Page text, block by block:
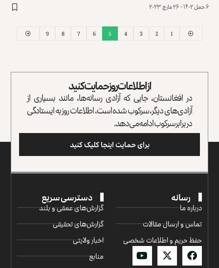
۶ حمل ۱۴۰۲ - ۲۶ مارچ ۲۰۲۳
1
2
3
4
5
6
7
8
9
از اطلاعات روز حمایت کنید
در افغانستان، جایی که آزادی رسانه‌ها، مانند بسیاری از
آزادی‌های دیگر، سرکوب شده است، اطلاعات روز به ایستادگی
در برابر سرکوب ادامه می‌دهد.
برای حمایت اینجا کلیک کنید
رسانه
درباره ما
تماس و ارسال مقالات
حفظ حریم و اطلاعات شخصی
دسترسی سریع
گزارش‌‌های عمقی و بلند
گزارش‌های تحقیقی
اخبار ولایتی
منابع